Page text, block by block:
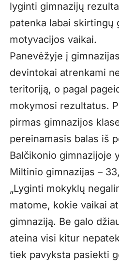
lyginti gimnazijų
patenka labai skirtingų
motyvacijos vaikai.
Panevėžyje į
devintokai atrenkami
teritoriją, o pagal
mokymosi rezultatus.
pirmas gimnazijos
pereinamasis balas iš
Balčikonio gimnazijoje
Miltinio gimnazijas –
„Lyginti mokyklų
matome, kokie vaikai
gimnaziją. Be galo
ateina visi kitur
tiek pavyksta pasiekti